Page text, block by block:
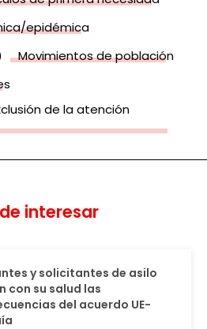
epidémica
Movimientos de población
de la atención
interesar
y solicitantes de asilo
con su salud las
del acuerdo UE-